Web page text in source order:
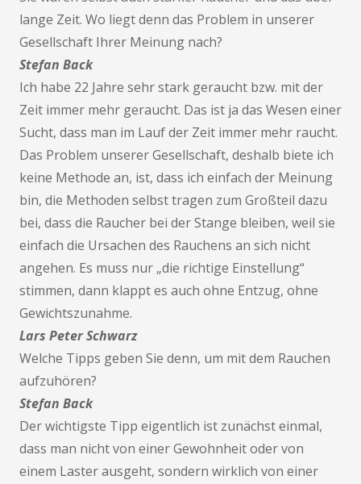
lange Zeit. Wo liegt denn das Problem in unserer
Gesellschaft Ihrer Meinung nach?
Stefan Back
Ich habe 22 Jahre sehr stark geraucht bzw. mit der
Zeit immer mehr geraucht. Das ist ja das Wesen einer
Sucht, dass man im Lauf der Zeit immer mehr raucht.
Das Problem unserer Gesellschaft, deshalb biete ich
keine Methode an, ist, dass ich einfach der Meinung
bin, die Methoden selbst tragen zum Großteil dazu
bei, dass die Raucher bei der Stange bleiben, weil sie
einfach die Ursachen des Rauchens an sich nicht
angehen. Es muss nur „die richtige Einstellung“
stimmen, dann klappt es auch ohne Entzug, ohne
Gewichtszunahme.
Lars Peter Schwarz
Welche Tipps geben Sie denn, um mit dem Rauchen
aufzuhören?
Stefan Back
Der wichtigste Tipp eigentlich ist zunächst einmal,
dass man nicht von einer Gewohnheit oder von
einem Laster ausgeht, sondern wirklich von einer